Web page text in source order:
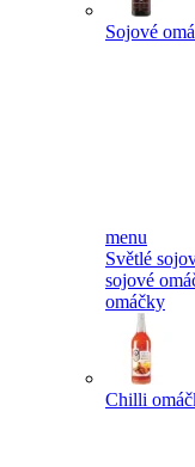
Sojové
menu
Světlé
sojové
omáčky
Chilli